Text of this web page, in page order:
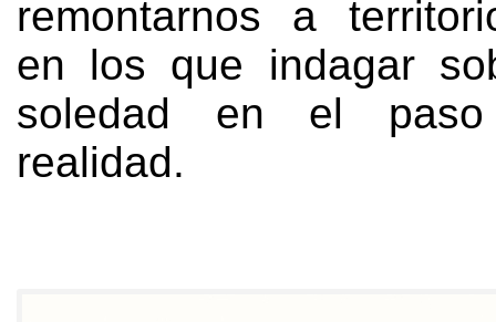
remontarnos a
en los que indagar
soledad en el
realidad.